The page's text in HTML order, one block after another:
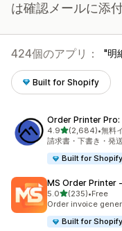
は確認メールに添
424個のアプリ： 明
Built for Shopify
Order Printer Pro:
4.95つ星中
(2,684)
合計レビュー数：
•無料
請求書・下書き・発
Built for Shopify
MS Order Printer
5.05つ星中
(235)
合計レビュー数：235
•Free
Order invoice
Built for Shopify